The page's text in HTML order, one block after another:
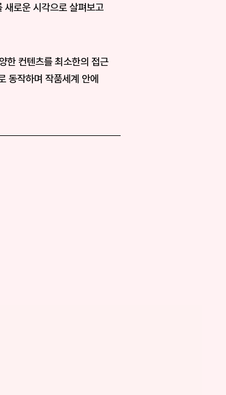
새⁠로⁠운 시⁠각⁠으⁠로 살⁠펴⁠보⁠고
한 컨⁠텐⁠츠⁠를 최⁠소⁠한⁠의 접⁠근
동⁠작⁠하⁠며 작⁠품⁠세⁠계 안⁠에